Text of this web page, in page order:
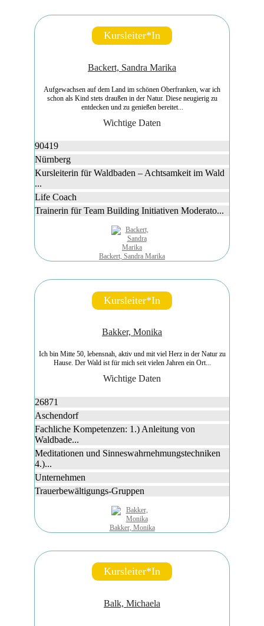
Kursleiter*in
Backert, Sandra Marika
Aufgewachsen auf dem Land im schönen Oberfranken, war ich
schon als Kind stets draußen in der Natur. Diese neugierig zu
entdecken und zu genießen bereitet...
Wichtige Daten
90419
Nürnberg
Kursleiterin für Waldbaden – Achtsamkeit im Wald
...
Life Coach
Trainerin für Team Building Initiativen Moderato...
Backert, Sandra Marika
Kursleiter*in
Bakker, Monika
Ich bin Mitte 50, lebensnah, aktiv und mit viel Herz in der Natur zu
Hause. Der Wald ist für mich seit vielen Jahren ein Ort...
Wichtige Daten
26871
Aschendorf
Fachliche Kompetenzen: 1.) Anleitung von
Waldbade...
Meditationen und Sinneswahrnehmungstechniken
4.)...
Unternehmen
Trauerbewältigungs-Gruppen
Bakker, Monika
Kursleiter*in
Balk, Michaela